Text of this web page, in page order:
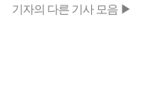
기자의 다른 기사 모음 ▶